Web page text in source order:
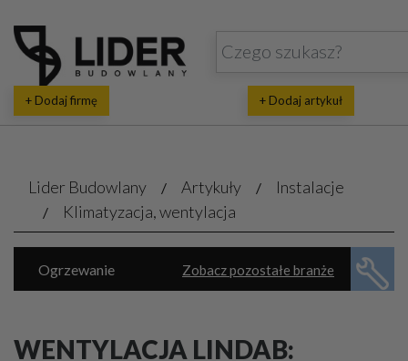
+ Dodaj firmę + Dodaj artykuł
Lider Budowlany Artykuły
Instalacje
Klimatyzacja, wentylacja
Zobacz pozostałe branże
Ogrzewanie
WENTYLACJA LINDAB: